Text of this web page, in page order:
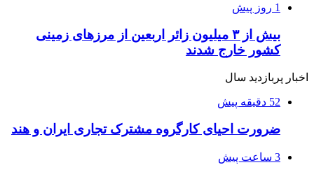
1 روز پیش
بیش از ۳ میلیون زائر اربعین از مرزهای زمینی
کشور خارج شدند
اخبار پربازدید سال
52 دقیقه پیش
ضرورت احیای کارگروه مشترک تجاری ایران و هند
3 ساعت پیش